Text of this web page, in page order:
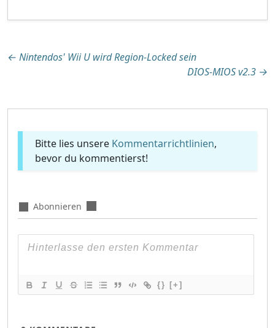
Beitragsnavigation
← Nintendos' Wii U wird Region-Locked sein
DIOS-MIOS v2.3 →
Bitte lies unsere Kommentarrichtlinien,
bevor du kommentierst!
Abonnieren
{} [+]